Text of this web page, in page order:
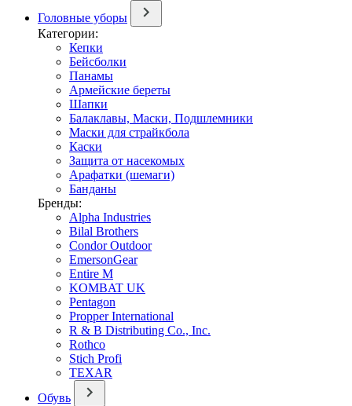
Головные уборы
Категории:
Кепки
Бейсболки
Панамы
Армейские береты
Шапки
Балаклавы, Маски, Подшлемники
Маски для страйкбола
Каски
Защита от насекомых
Арафатки (шемаги)
Банданы
Бренды:
Alpha Industries
Bilal Brothers
Condor Outdoor
EmersonGear
Entire M
KOMBAT UK
Pentagon
Propper International
R & B Distributing Co., Inc.
Rothco
Stich Profi
TEXAR
Обувь